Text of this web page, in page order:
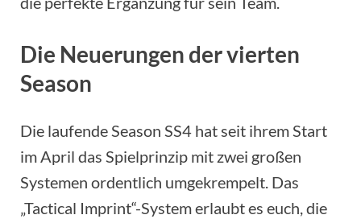
Die Neuerungen der vierten
Season
Die laufende Season SS4 hat seit ihrem Start
im April das Spielprinzip mit zwei großen
Systemen ordentlich umgekrempelt. Das
„Tactical Imprint“-System erlaubt es euch, die